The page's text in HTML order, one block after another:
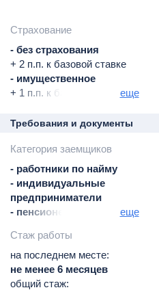
Страхование
- без страхования
+ 2 п.п. к базовой ставке
- имущественное
+ 1 п.п. к базовой ставке
+ 1 п.п. к базовой ставке
личное
базовая ставка
еще
Требования и документы
Категория заемщиков
- работники по найму
- индивидуальные
предприниматели
- пенсионеры
- военнослужащие
- работники
правоохранительных
органов
еще
Стаж работы
на последнем месте:
не менее 6 месяцев
общий стаж: